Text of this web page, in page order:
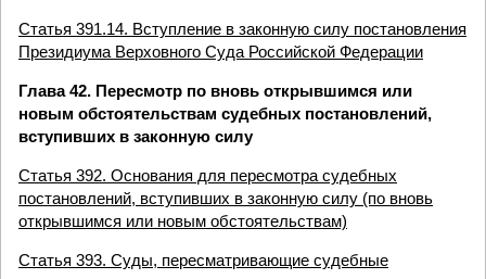
Статья 391.14. Вступление в законную силу постановления
Президиума Верховного Суда Российской Федерации
Глава 42. Пересмотр по вновь открывшимся или
новым обстоятельствам судебных постановлений,
вступивших в законную силу
Статья 392. Основания для пересмотра судебных
постановлений, вступивших в законную силу (по вновь
открывшимся или новым обстоятельствам)
Статья 393. Суды, пересматривающие судебные